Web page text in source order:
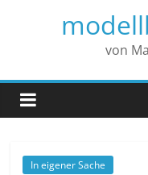
von
In eigener Sache